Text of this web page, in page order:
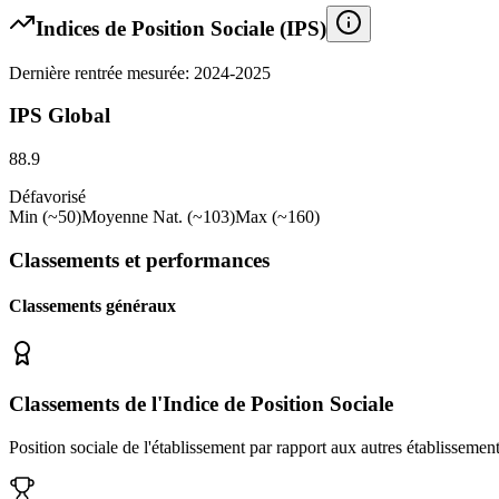
Indices de Position Sociale (IPS)
Dernière rentrée mesurée: 2024-2025
IPS Global
88.9
Défavorisé
Min (~50)Moyenne Nat. (~103)Max (~160)
Classements et performances
Classements généraux
Classements de l'Indice de Position Sociale
Position sociale de l'établissement par rapport aux autres